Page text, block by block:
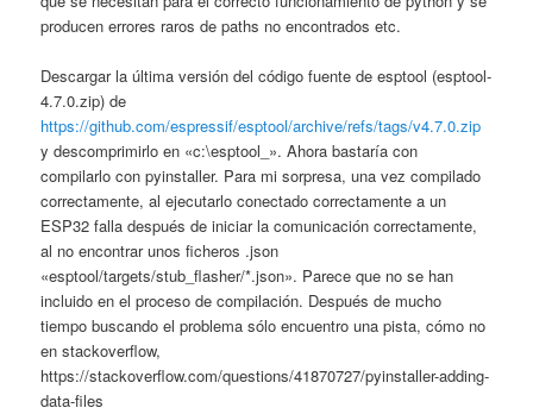
producen errores raros de paths no encontrados etc.
Descargar la última versión del código fuente de esptool (esptool-
4.7.0.zip) de
https://github.com/espressif/esptool/archive/refs/tags/v4.7.0.zip
y descomprimirlo en «c:\esptool_». Ahora bastaría con
compilarlo con pyinstaller. Para mi sorpresa, una vez compilado
correctamente, al ejecutarlo conectado correctamente a un
ESP32 falla después de iniciar la comunicación correctamente,
al no encontrar unos ficheros .json
«esptool/targets/stub_flasher/*.json». Parece que no se han
incluido en el proceso de compilación. Después de mucho
tiempo buscando el problema sólo encuentro una pista, cómo no
en stackoverflow,
https://stackoverflow.com/questions/41870727/pyinstaller-adding-
data-files